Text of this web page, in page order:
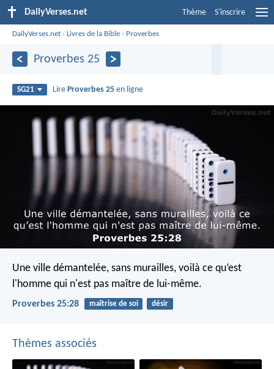
DailyVerses.net Thème S'inscrire
DailyVerses.net ›Livres de la Bible › Proverbes
Proverbes 25
SG21 Lire Proverbes 25 en ligne
Une ville démantelée, sans murailles, voilà ce qu’est
l'homme qui n'est pas maître de lui-même.
Proverbes 25:28 maîtrise de soi désir
Thèmes associés